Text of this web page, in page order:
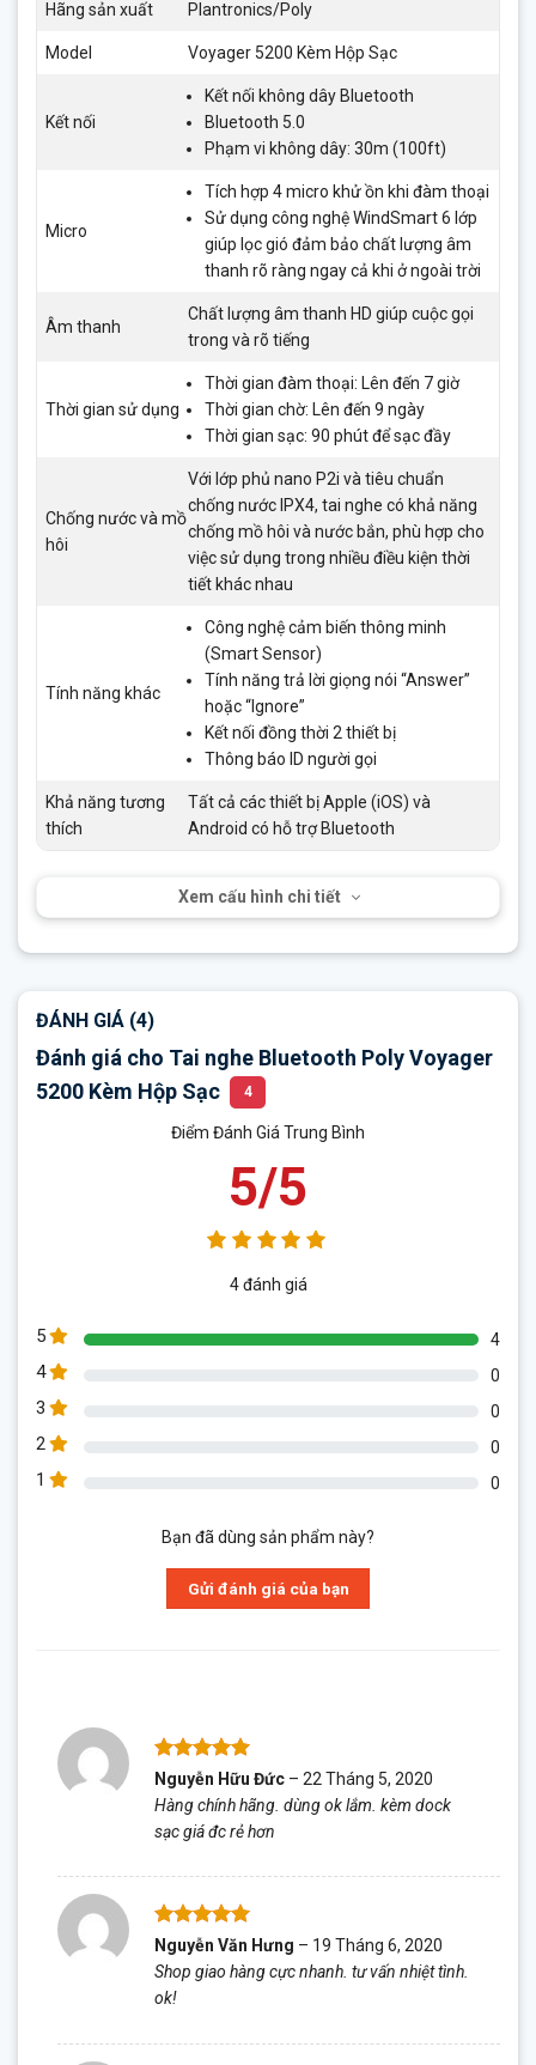
Hãng sản xuất Plantronics/Poly
Model Voyager 5200 Kèm Hộp Sạc
Kết nối
Kết nối không dây Bluetooth
Bluetooth 5.0
Phạm vi không dây: 30m (100ft)
Micro
Tích hợp 4 micro khử ồn khi đàm thoại
Sử dụng công nghệ WindSmart 6 lớp
giúp lọc gió đảm bảo chất lượng âm
thanh rõ ràng ngay cả khi ở ngoài trời
Âm thanh
Chất lượng âm thanh HD giúp cuộc gọi
trong và rõ tiếng
Thời gian sử dụng
Thời gian đàm thoại: Lên đến 7 giờ
Thời gian chờ: Lên đến 9 ngày
Thời gian sạc: 90 phút để sạc đầy
Chống nước và mồ
hôi
Với lớp phủ nano P2i và tiêu chuẩn
chống nước IPX4, tai nghe có khả năng
chống mồ hôi và nước bắn, phù hợp cho
việc sử dụng trong nhiều điều kiện thời
tiết khác nhau
Tính năng khác
Công nghệ cảm biến thông minh
(Smart Sensor)
Tính năng trả lời giọng nói “Answer”
hoặc “Ignore”
Kết nối đồng thời 2 thiết bị
Thông báo ID người gọi
Khả năng tương
thích
Tất cả các thiết bị Apple (iOS) và
Android có hỗ trợ Bluetooth
Xem cấu hình chi tiết
ĐÁNH GIÁ (4)
Đánh giá cho Tai nghe Bluetooth Poly Voyager
5200 Kèm Hộp Sạc
4
Điểm Đánh Giá Trung Bình
5/5
4 đánh giá
5 4
4 0
3 0
2 0
1 0
Bạn đã dùng sản phẩm này?
Gửi đánh giá của bạn
Được xếp
hạng
5 5
sao
Nguyễn Hữu Đức – 22 Tháng 5, 2020
Hàng chính hãng. dùng ok lắm. kèm dock
sạc giá đc rẻ hơn
Được xếp
hạng
5
sao
Nguyễn Văn Hưng – 19 Tháng 6, 2020
Shop giao hàng cực nhanh. tư vấn nhiệt tình.
ok!